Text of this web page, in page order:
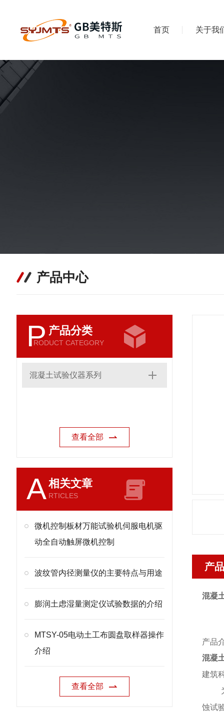
首页 关于我
产品中心
P 产品分类
RODUCT CATEGORY
混凝土试验仪器系列
查看全部
A相关文章
RTICLES
微机控制板材万能试验机伺服电机驱
动全自动触屏微机控制
波纹管内径测量仪的主要特点与用途
膨润土虑湿量测定仪试验数据的介绍
MTSY-05电动土工布圆盘取样器操作
介绍
查看全部
产
混凝
产品
混凝
建筑
蚀试